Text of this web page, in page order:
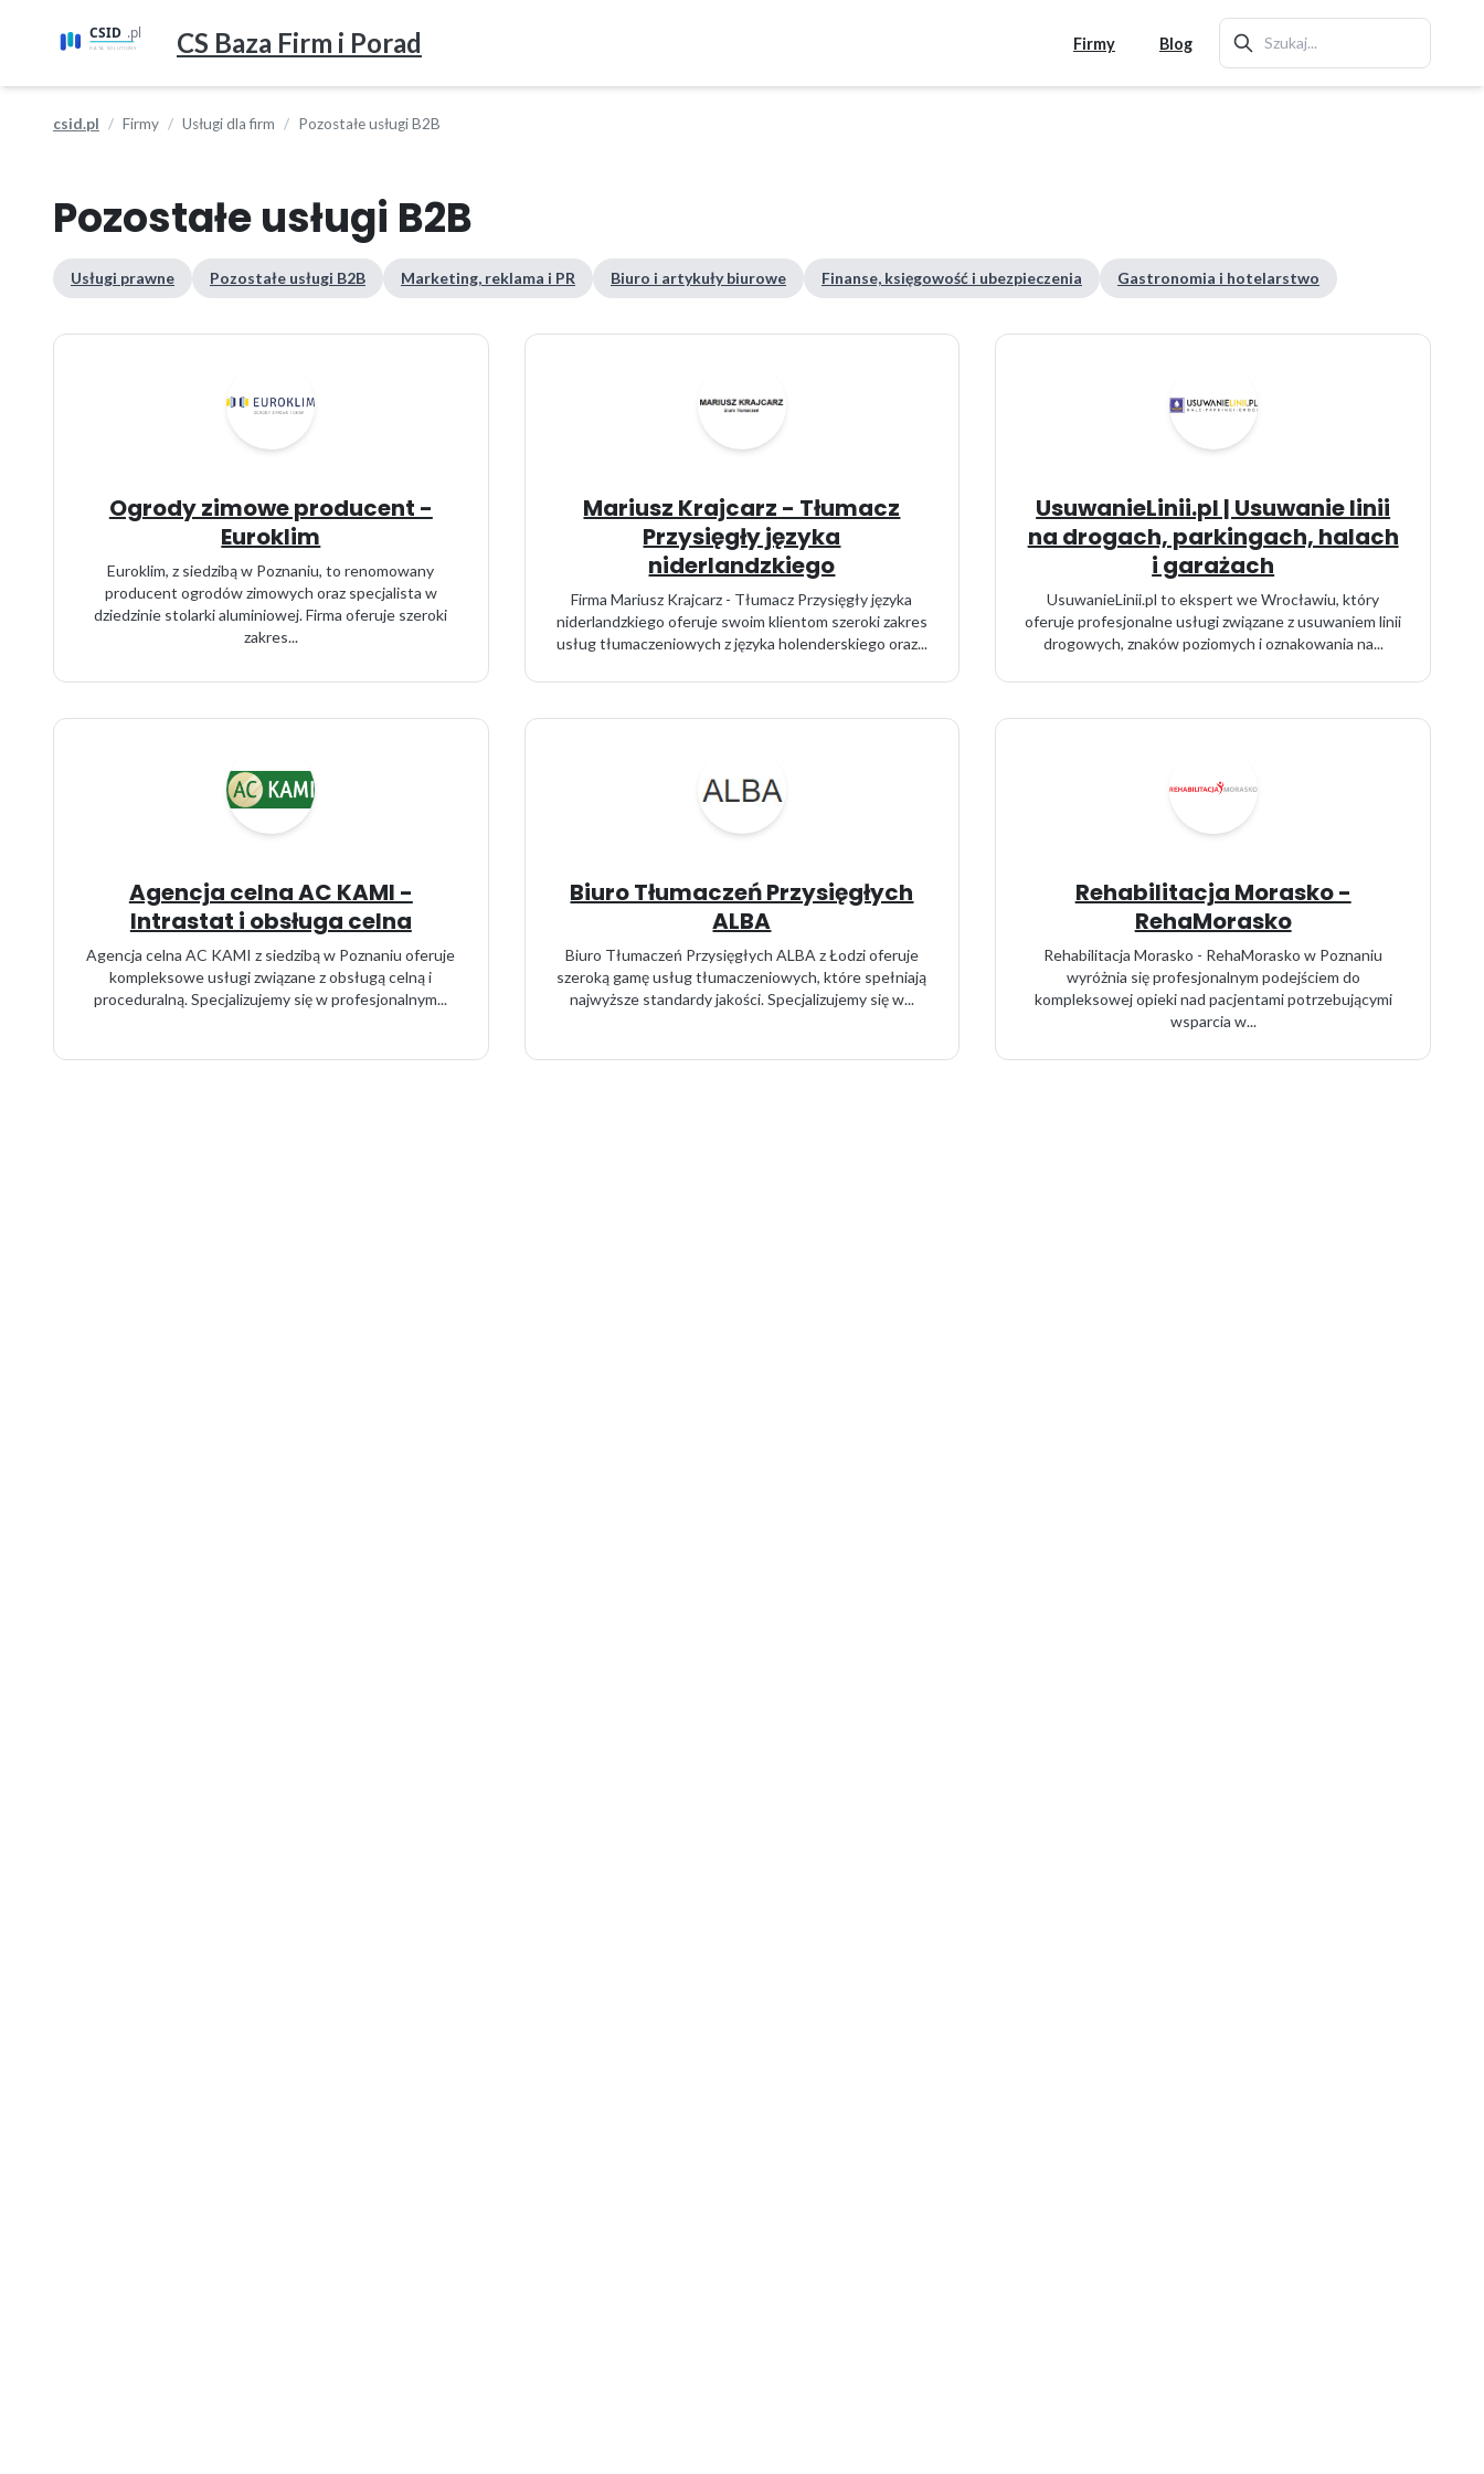
CS Baza Firm i Porad Firmy Blog
csid.pl Firmy Usługi dla firm Pozostałe usługi B2B
Pozostałe usługi B2B
Usługi prawne Pozostałe usługi B2B Marketing, reklama i PR Biuro i artykuły biurowe Finanse, księgowość i ubezpieczenia Gastronomia i hotelarstwo
Ogrody zimowe producent -
Euroklim
Euroklim, z siedzibą w Poznaniu, to renomowany
producent ogrodów zimowych oraz specjalista w
dziedzinie stolarki aluminiowej. Firma oferuje szeroki
zakres...
Mariusz Krajcarz - Tłumacz
Przysięgły języka
niderlandzkiego
Firma Mariusz Krajcarz - Tłumacz Przysięgły języka
niderlandzkiego oferuje swoim klientom szeroki zakres
usług tłumaczeniowych z języka holenderskiego oraz...
UsuwanieLinii.pl | Usuwanie linii
na drogach, parkingach, halach
i garażach
UsuwanieLinii.pl to ekspert we Wrocławiu, który
oferuje profesjonalne usługi związane z usuwaniem linii
drogowych, znaków poziomych i oznakowania na...
Agencja celna AC KAMI -
Intrastat i obsługa celna
Agencja celna AC KAMI z siedzibą w Poznaniu oferuje
kompleksowe usługi związane z obsługą celną i
proceduralną. Specjalizujemy się w profesjonalnym...
Biuro Tłumaczeń Przysięgłych
ALBA
Biuro Tłumaczeń Przysięgłych ALBA z Łodzi oferuje
szeroką gamę usług tłumaczeniowych, które spełniają
najwyższe standardy jakości. Specjalizujemy się w...
Rehabilitacja Morasko -
RehaMorasko
Rehabilitacja Morasko - RehaMorasko w Poznaniu
wyróżnia się profesjonalnym podejściem do
kompleksowej opieki nad pacjentami potrzebującymi
wsparcia w...